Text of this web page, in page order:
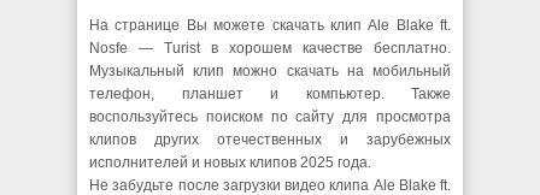
На странице Вы можете скачать клип Ale Blake ft.
Nosfe — Turist в хорошем качестве бесплатно.
Музыкальный клип можно скачать на мобильный
телефон, планшет и компьютер. Также
воспользуйтесь поиском по сайту для просмотра
клипов других отечественных и зарубежных
исполнителей и новых клипов 2025 года.
Не забудьте после загрузки видео клипа Ale Blake ft.